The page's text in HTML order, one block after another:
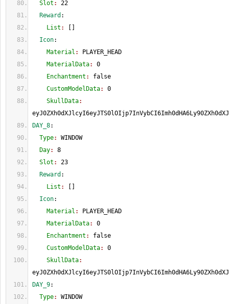
Slot : 22
Reward :
List :
Icon:
Material :
PLAYER_HEAD
MaterialData: 0
Enchantment : false
CustomModelData: 0
SkullData
DAY_8:
Type: WINDOW
Day: 8
Slot : 23
Reward :
List :
Icon:
Material :
PLAYER_HEAD
MaterialData: 0
Enchantment : false
CustomModelData: 0
SkullData
DAY_9:
Type: WINDOW